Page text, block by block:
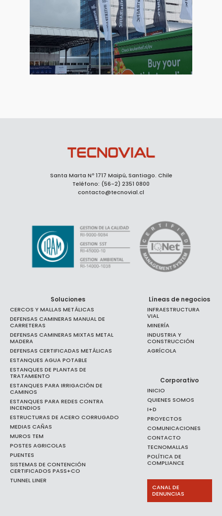
Soluciones
CERCOS Y MALLAS METÁLICAS
DEFENSAS CAMINERAS MANUAL DE
CARRETERAS
DEFENSAS CAMINERAS MIXTAS METAL
MADERA
DEFENSAS CERTIFICADAS METÁLICAS
ESTANQUES AGUA POTABLE
ESTANQUES DE PLANTAS DE
TRATAMIENTO
ESTANQUES PARA IRRIGACIÓN DE
CAMINOS
ESTANQUES PARA REDES CONTRA
INCENDIOS
ESTRUCTURAS DE ACERO CORRUGADO
MEDIAS CAÑAS
MUROS TEM
POSTES AGRICOLAS
PUENTES
SISTEMAS DE CONTENCIÓN
CERTIFICADOS PASS+CO
TUNNEL LINER
Líneas de negocios
INFRAESTRUCTURA
VIAL
MINERÍA
INDUSTRIA Y
CONSTRUCCIÓN
AGRÍCOLA
Corporativo
INICIO
QUIENES SOMOS
I+D
PROYECTOS
COMUNICACIONES
CONTACTO
TECNOMALLAS
POLÍTICA DE
COMPLIANCE
CANAL DE
DENUNCIAS
Santa Marta Nº 1717 Maipú, Santiago. Chile
Teléfono: (56-2) 2351 0800
contacto@tecnovial.cl